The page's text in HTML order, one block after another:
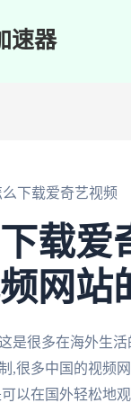
速器
下载爱奇艺视频
载爱
网站
是很多在海外生
,很多中国的视频
以在国外轻松地